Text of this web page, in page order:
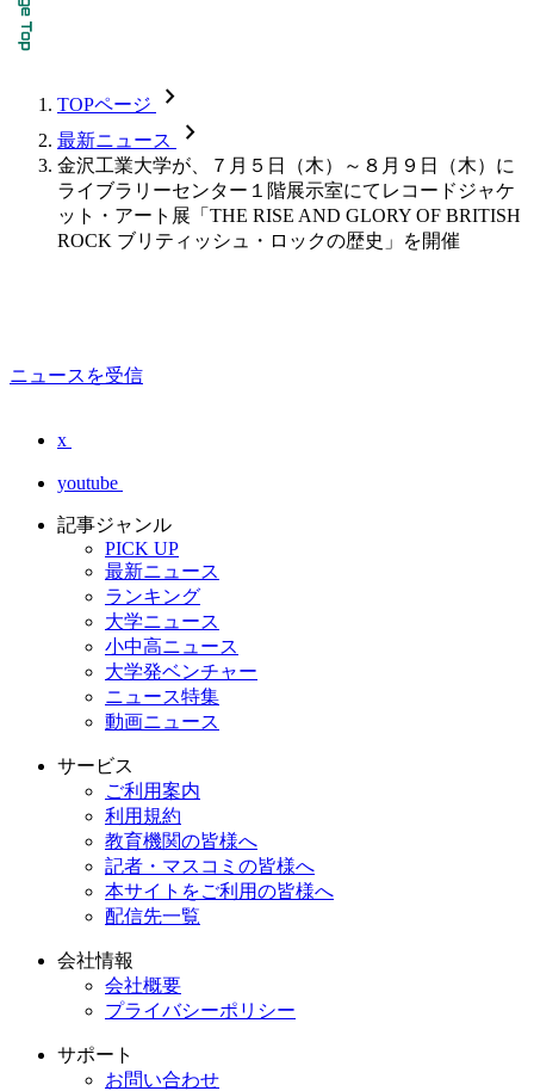
TOPページ chevron_forward
最新ニュース chevron_forward
金沢工業大学が、７月５日（木）～８月９日（木）に
ライブラリーセンター１階展示室にてレコードジャケ
ット・アート展「THE RISE AND GLORY OF BRITISH
ROCK ブリティッシュ・ロックの歴史」を開催
ニュースを受信
x
youtube
記事ジャンル
PICK UP
最新ニュース
ランキング
大学ニュース
小中高ニュース
大学発ベンチャー
ニュース特集
動画ニュース
サービス
ご利用案内
利用規約
教育機関の皆様へ
記者・マスコミの皆様へ
本サイトをご利用の皆様へ
配信先一覧
会社情報
会社概要
プライバシーポリシー
サポート
お問い合わせ